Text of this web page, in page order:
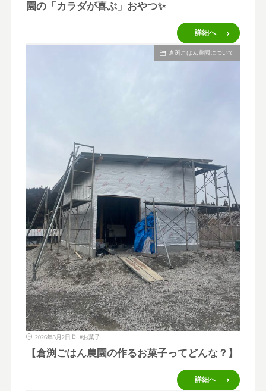
園の「カラダが喜ぶ」おやつ✨
詳細へ
倉渕ごはん農園について
2026年3月2日 #お菓子
【倉渕ごはん農園の作るお菓子ってどんな？】
詳細へ